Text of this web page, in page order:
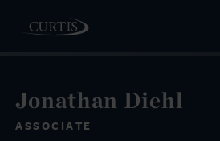
Jonathan Diehl
ASSOCIATE